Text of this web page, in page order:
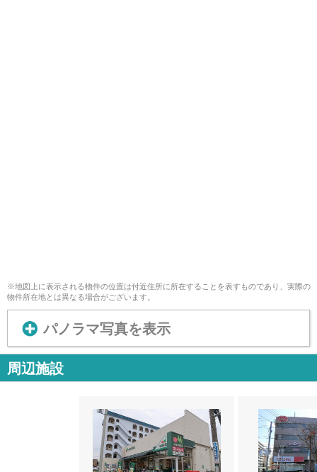
※地図上に表示される物件の位置は付近住所に所在することを表すものであり、実際の
物件所在地とは異なる場合がございます。
パノラマ写真を表示
周辺施設